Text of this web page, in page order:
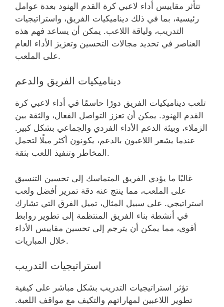
تتأثر مقاييس أداء لاعبي كرة القدم الهنود بعدة عوامل
رئيسية، بما في ذلك ديناميكيات الفريق، واستراتيجيات
التدريب، ولياقة اللاعب. يمكن أن يساعد فهم هذه
العناصر في تحديد مجالات التحسين وتعزيز الأداء العام
على الملعب.
ديناميكيات الفريق والدعم
تلعب ديناميكيات الفريق دورًا حاسمًا في أداء لاعبي كرة
القدم الهنود. يمكن أن تعزز التواصل الفعال، والثقة بين
الزملاء، وبيئة الدعم الأداء الفردي والجماعي بشكل كبير.
عندما يشعر اللاعبون بالدعم، يكونون أكثر ميلًا لتحمل
المخاطر وتنفيذ اللعب بثقة.
غالبًا ما يؤدي الفريق المتماسك إلى تحسين التنسيق
على الملعب، مما ينتج عنه دقة تمرير أفضل ولعب
استراتيجي. على سبيل المثال، تميل الفرق التي تشارك
في أنشطة بناء الفريق المنتظمة إلى تطوير روابط
أقوى، مما يمكن أن يترجم إلى تحسين مقاييس الأداء
خلال المباريات.
استراتيجيات التدريب
تؤثر استراتيجيات التدريب بشكل مباشر على كيفية
تطوير اللاعبين لمهاراتهم والتكيف مع مواقف اللعبة.